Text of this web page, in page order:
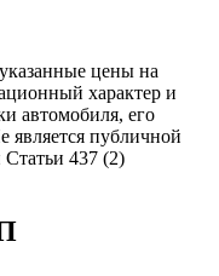
цены на
характер и
автомобиля, его
является публичной
437 (2)